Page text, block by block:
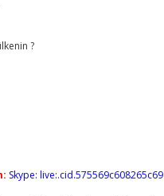
?
Skype: live:.cid.575569c608265c69